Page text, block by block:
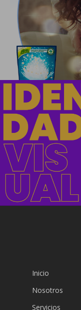
Inicio
Nosotros
Servicios